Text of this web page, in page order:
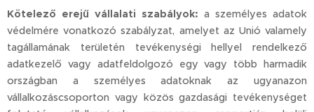
Kötelező erejű vállalati szabályok: a személyes adatok
védelmére vonatkozó szabályzat, amelyet az Unió valamely
tagállamának területén tevékenységi hellyel rendelkező
adatkezelő vagy adatfeldolgozó egy vagy több harmadik
országban a személyes adatoknak az ugyanazon
vállalkozáscsoporton vagy közös gazdasági tevékenységet